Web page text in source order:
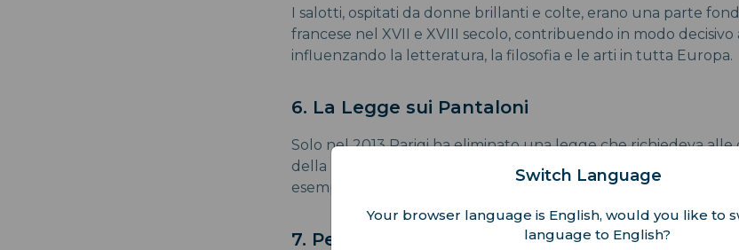
I salotti, ospitati da donne brillanti e colte, erano una parte
francese nel XVII e XVIII secolo, contribuendo in modo
influenzando la letteratura, la filosofia e le arti in tutta Europa.
6. La Legge sui Pantaloni
Solo nel 2013 Parigi ha eliminato una legge che richiedeva alle
della polizia per indossare pantaloni. Un residuo della
esempio del lento progresso della Francia sui diritti di genere
7. Pesce d'Aprile
Switch Language
Your browser language is English, would you like to
language to English?